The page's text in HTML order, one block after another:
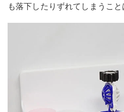
も落下したりずれてしまうこと